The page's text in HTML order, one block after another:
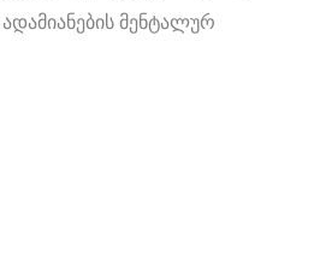
მენტალურ